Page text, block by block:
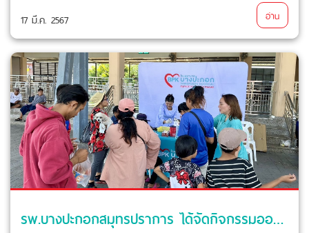
17 มี.ค. 2567 อ่าน
รพ.บางปะกอกสมุทรปราการ ได้จัดกิจกรรมออกหน่วยตรวจสุขภาพเบื้องต้นวัดสาขลา